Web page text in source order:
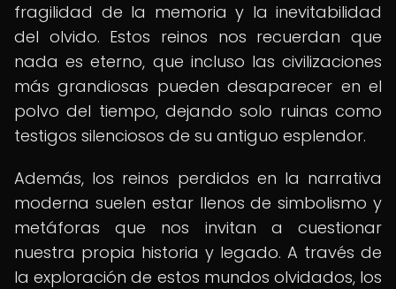
fragilidad de la memoria y la inevitabilidad
del olvido. Estos reinos nos recuerdan que
nada es eterno, que incluso las civilizaciones
más grandiosas pueden desaparecer en el
polvo del tiempo, dejando solo ruinas como
testigos silenciosos de su antiguo esplendor.
Además, los reinos perdidos en la narrativa
moderna suelen estar llenos de simbolismo y
metáforas que nos invitan a cuestionar
nuestra propia historia y legado. A través de
la exploración de estos mundos olvidados, los